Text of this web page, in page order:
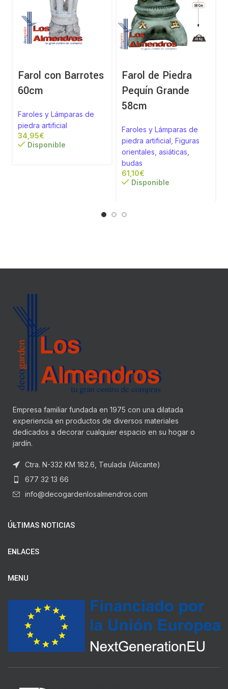
Farol con Barrotes
60cm
Faroles y Lámparas de
piedra artificial
€
Disponible
Farol de Piedra
Pequín Grande
58cm
Faroles y Lámparas de
piedra artificial Figuras
orientales, asiáticas,
budas
€
Disponible
Empresa familiar fundada en 1975 con una dilatada
experiencia en productos de diversos materiales
dedicados a decorar cualquier espacio en su hogar o
jardín.
Ctra. N-332 KM 182.6, Teulada (Alicante)
677 32 13 66
info@decogardenlosalmendros.com
ÚLTIMAS NOTICIAS
ENLACES
MENU